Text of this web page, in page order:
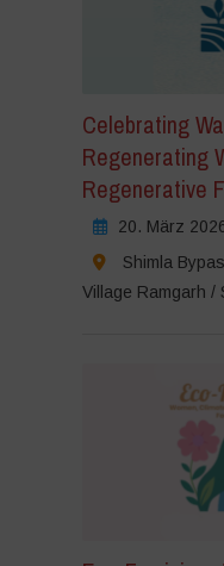
Celebrating
Regenerating
Regenerative
20. März
Shimla
Village Ramgarh /